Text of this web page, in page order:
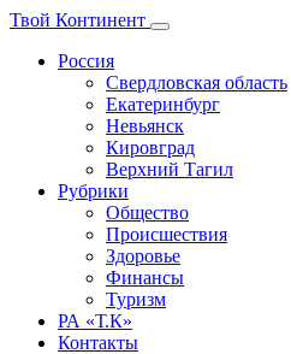
Твой Континент
Россия
Свердловская область
Екатеринбург
Невьянск
Кировград
Верхний Тагил
Рубрики
Общество
Происшествия
Здоровье
Финансы
Туризм
РА «Т.К»
Контакты